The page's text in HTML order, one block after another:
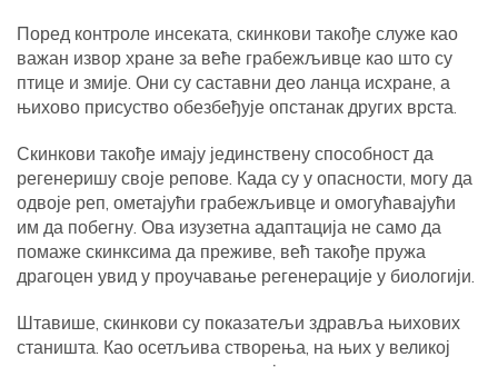
Поред контроле инсеката, скинкови такође служе као
важан извор хране за веће грабежљивце као што су
птице и змије. Они су саставни део ланца исхране, а
њихово присуство обезбеђује опстанак других врста.
Скинкови такође имају јединствену способност да
регенеришу своје репове. Када су у опасности, могу да
одвоје реп, ометајући грабежљивце и омогућавајући
им да побегну. Ова изузетна адаптација не само да
помаже скинксима да преживе, већ такође пружа
драгоцен увид у проучавање регенерације у биологији.
Штавише, скинкови су показатељи здравља њихових
станишта. Као осетљива створења, на њих у великој